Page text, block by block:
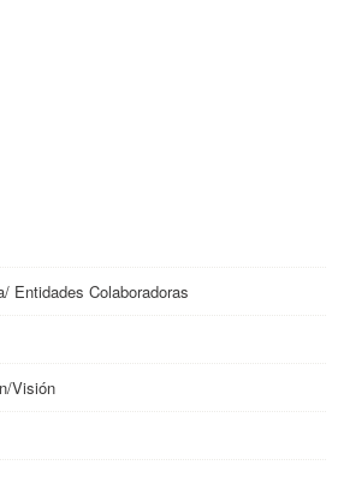
Entidades Colaboradoras
Visión